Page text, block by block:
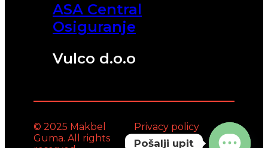
ASA Central
Osiguranje
Vulco d.o.o
© 2025 Makbel
Guma. All rights
Privacy policy
Pošalji upit